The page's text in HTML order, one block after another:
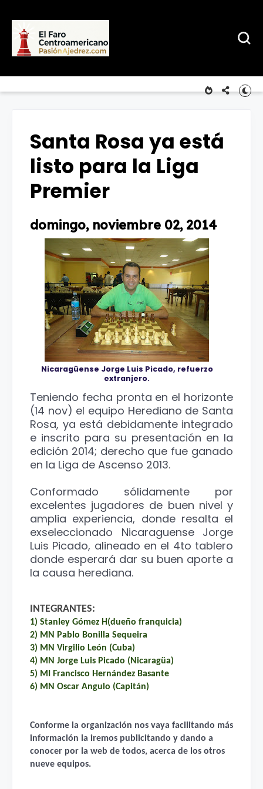
Santa Rosa ya está
listo para la Liga
Premier
domingo, noviembre 02, 2014
Nicaragüense Jorge Luis Picado, refuerzo
extranjero.
Teniendo fecha pronta en el horizonte
(14 nov) el equipo Herediano de Santa
Rosa, ya está debidamente integrado
e inscrito para su presentación en la
edición 2014; derecho que fue ganado
en la Liga de Ascenso 2013.
Conformado sólidamente por
excelentes jugadores de buen nivel y
amplia experiencia, donde resalta el
exseleccionado Nicaraguense Jorge
Luis Picado, alineado en el 4to tablero
donde esperará dar su buen aporte a
la causa herediana.
INTEGRANTES:
1) Stanley Gómez H(dueño franquicia)
2) MN Pablo Bonilla Sequeira
3) MN Virgilio León (Cuba)
4) MN Jorge Luis Picado (Nicaragüa)
5) MI Francisco Hernández Basante
6) MN Oscar Angulo (Capitán)
Conforme la organización nos vaya facilitando más
información la iremos publicitando y dando a
conocer por la web de todos, acerca de los otros
nueve equipos.